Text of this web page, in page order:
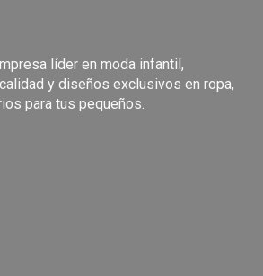
líder en moda infantil,
y diseños exclusivos en ropa,
para tus pequeños.